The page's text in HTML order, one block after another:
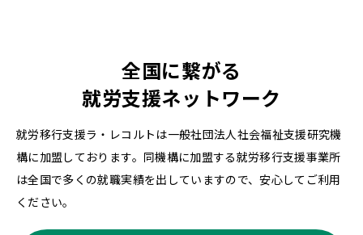
全国に繋がる
就労支援ネットワーク
就労移行支援ラ・レコルトは一般社団法人社会福祉支援研究機
構に加盟しております。同機構に加盟する就労移行支援事業所
は全国で多くの就職実績を出していますので、安心してご利用
ください。